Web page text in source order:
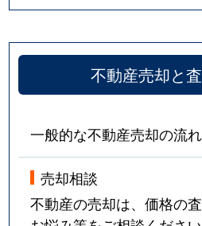
不動産売却と
一般的な不動産売却の流れ
売却相談
不動産の売却は、価格の